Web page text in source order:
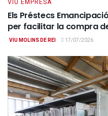
VIU EMPRESA
Els Préstecs
per facilitar la compra
VIU MOLINS DE REI 17/07/2026